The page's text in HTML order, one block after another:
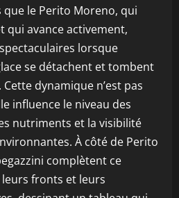
le Perito Moreno, qui
qui avance activement,
lorsque
se détachent et tombent
dynamique n’est pas
influence le niveau des
nutriments et la visibilité
À côté de Perito
complètent ce
fronts et leurs